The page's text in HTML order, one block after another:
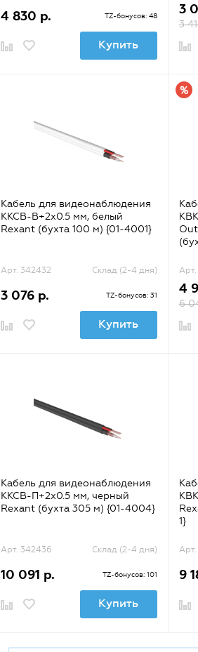
4 830 р. TZ-бонусов: 48
Купить
3
3
Кабель для видеонаблюдения
ККСВ-В+2х0.5 мм, белый
Rexant (бухта 100 м) {01-4001}
Арт. 342432 Склад (2-4 дня)
3 076 р. TZ-бонусов: 31
Купить
Арт.
4
6
Кабель для видеонаблюдения
ККСВ-П+2х0.5 мм, черный
Rexant (бухта 305 м) {01-4004}
Арт. 342436 Склад (2-4 дня)
10 091 р. TZ-бонусов: 101
Купить
1}
Арт.
9